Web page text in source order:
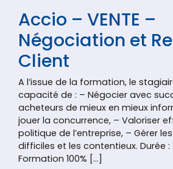
Accio – VENTE –
Négociation et
Client
A l’issue de la formation, le
capacité de : – Négocier avec
acheteurs de mieux en mieux
jouer la concurrence, – Valoriser
politique de l’entreprise, – Gérer
difficiles et les contentieux. Durée :
Formation 100% […]